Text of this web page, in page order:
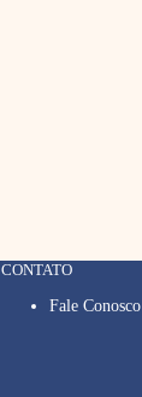
CONTATO
Fale Conosco